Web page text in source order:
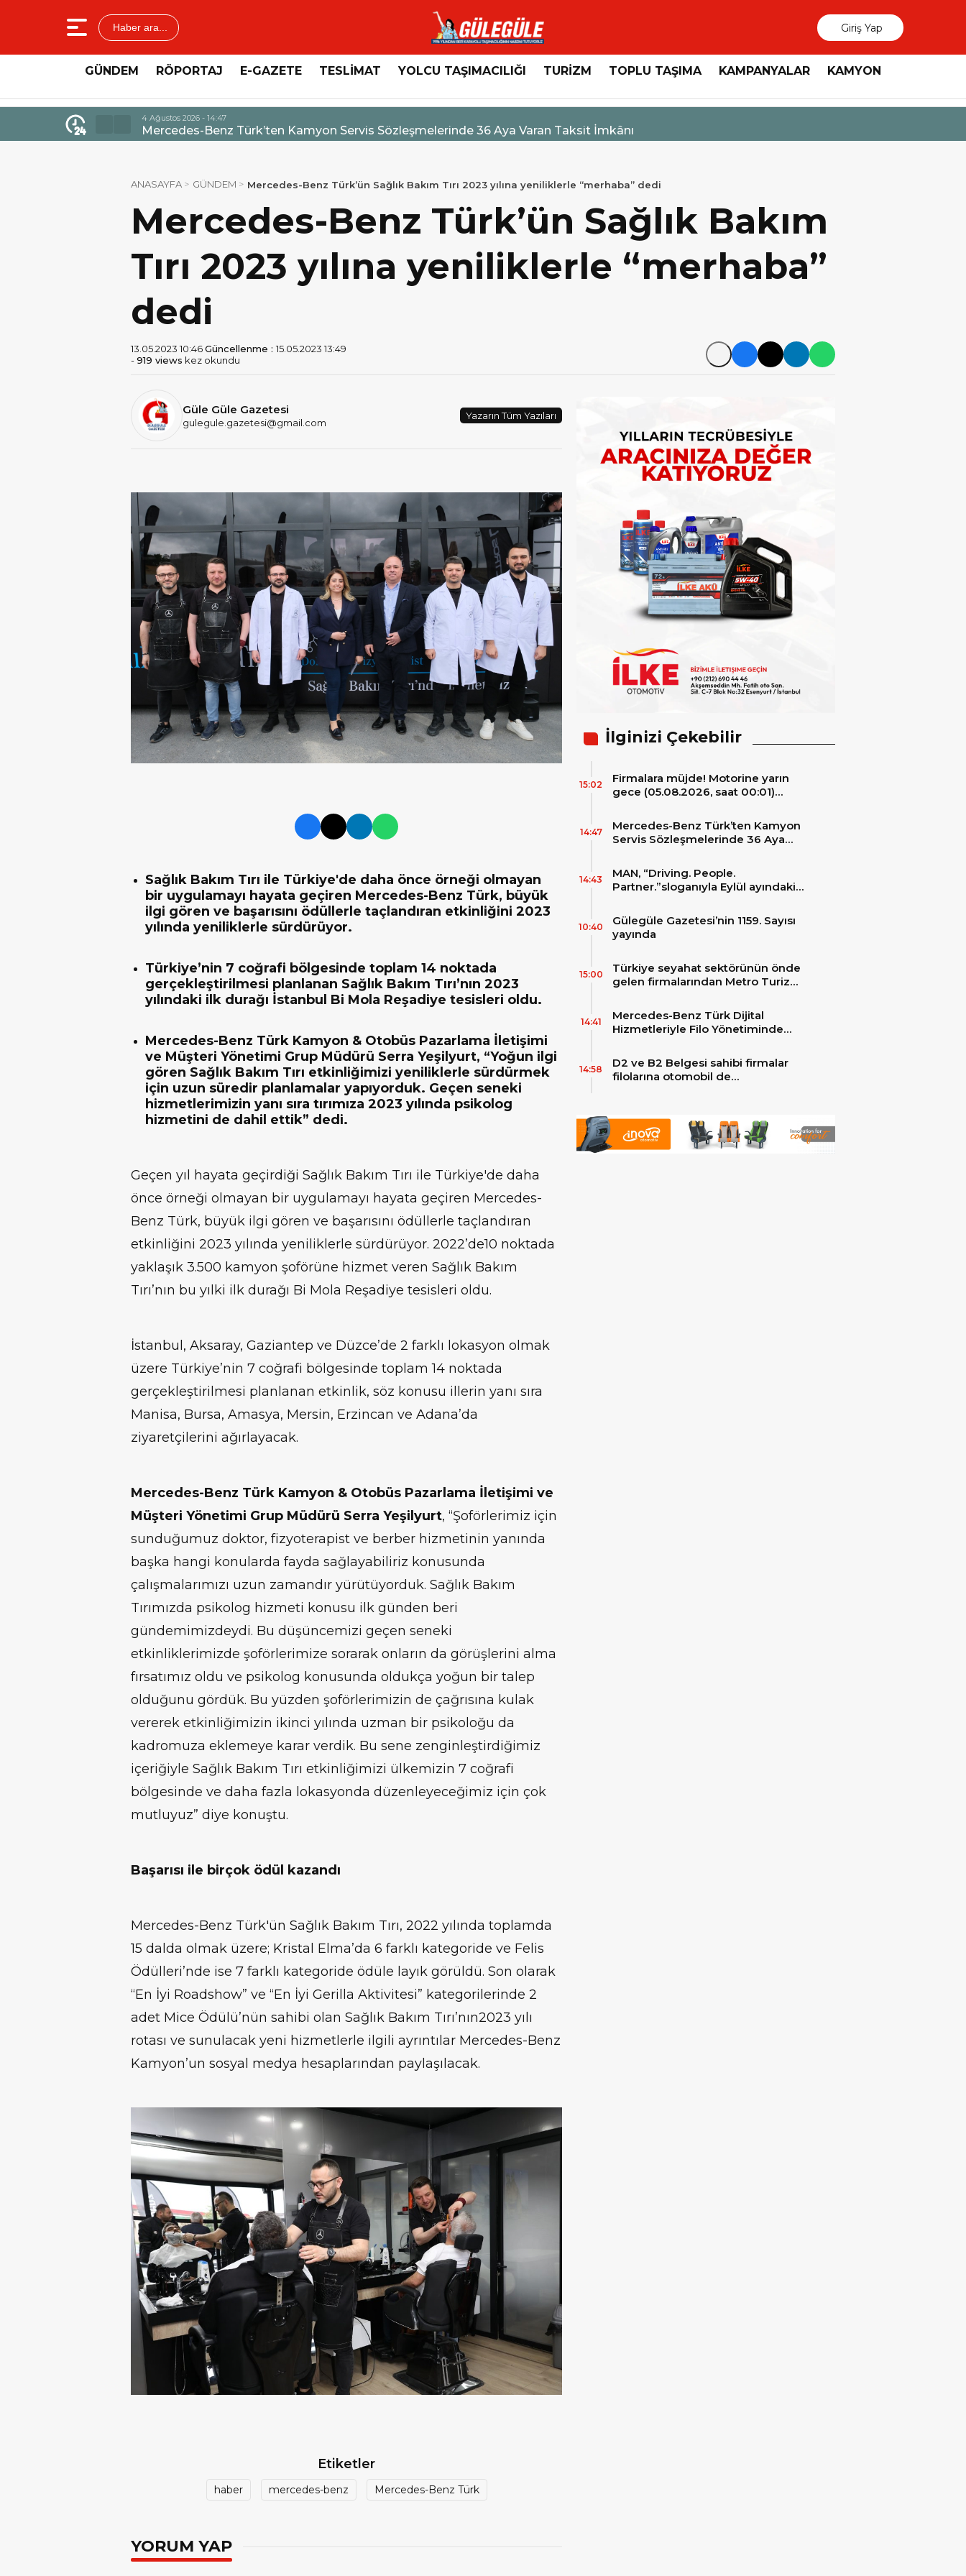
Haber ara... Giriş Yap
GÜNDEM RÖPORTAJ E-GAZETE TESLİMAT YOLCU TAŞIMACILIĞI TURİZM TOPLU TAŞIMA KAMPANYALAR KAMYON
4 Ağustos 2026 - 14:47
Mercedes-Benz Türk’ten Kamyon Servis Sözleşmelerinde 36 Aya Varan Taksit İmkânı
ANASAYFA GÜNDEM Mercedes-Benz Türk’ün Sağlık Bakım Tırı 2023 yılına yeniliklerle “merhaba” dedi
Mercedes-Benz Türk’ün Sağlık Bakım
Tırı 2023 yılına yeniliklerle “merhaba”
dedi
13.05.2023 10:46Güncellenme :15.05.2023 13:49
-919 views kez okundu
Güle Güle Gazetesi
gulegule.gazetesi@gmail.com
Yazarın Tüm Yazıları
Sağlık Bakım Tırı ile Türkiye'de daha önce örneği olmayan
bir uygulamayı hayata geçiren Mercedes-Benz Türk, büyük
ilgi gören ve başarısını ödüllerle taçlandıran etkinliğini 2023
yılında yeniliklerle sürdürüyor.
Türkiye’nin 7 coğrafi bölgesinde toplam 14 noktada
gerçekleştirilmesi planlanan Sağlık Bakım Tırı’nın 2023
yılındaki ilk durağı İstanbul Bi Mola Reşadiye tesisleri oldu.
Mercedes-Benz Türk Kamyon & Otobüs Pazarlama İletişimi
ve Müşteri Yönetimi Grup Müdürü Serra Yeşilyurt, “Yoğun ilgi
gören Sağlık Bakım Tırı etkinliğimizi yeniliklerle sürdürmek
için uzun süredir planlamalar yapıyorduk. Geçen seneki
hizmetlerimizin yanı sıra tırımıza 2023 yılında psikolog
hizmetini de dahil ettik” dedi.
Geçen yıl hayata geçirdiği Sağlık Bakım Tırı ile Türkiye'de daha
önce örneği olmayan bir uygulamayı hayata geçiren Mercedes-
Benz Türk, büyük ilgi gören ve başarısını ödüllerle taçlandıran
etkinliğini 2023 yılında yeniliklerle sürdürüyor. 2022’de10 noktada
yaklaşık 3.500 kamyon şoförüne hizmet veren Sağlık Bakım
Tırı’nın bu yılki ilk durağı Bi Mola Reşadiye tesisleri oldu.
İstanbul, Aksaray, Gaziantep ve Düzce’de 2 farklı lokasyon olmak
üzere Türkiye’nin 7 coğrafi bölgesinde toplam 14 noktada
gerçekleştirilmesi planlanan etkinlik, söz konusu illerin yanı sıra
Manisa, Bursa, Amasya, Mersin, Erzincan ve Adana’da
ziyaretçilerini ağırlayacak.
Mercedes-Benz Türk Kamyon & Otobüs Pazarlama İletişimi ve
Müşteri Yönetimi Grup Müdürü Serra Yeşilyurt, “Şoförlerimiz için
sunduğumuz doktor, fizyoterapist ve berber hizmetinin yanında
başka hangi konularda fayda sağlayabiliriz konusunda
çalışmalarımızı uzun zamandır yürütüyorduk. Sağlık Bakım
Tırımızda psikolog hizmeti konusu ilk günden beri
gündemimizdeydi. Bu düşüncemizi geçen seneki
etkinliklerimizde şoförlerimize sorarak onların da görüşlerini alma
fırsatımız oldu ve psikolog konusunda oldukça yoğun bir talep
olduğunu gördük. Bu yüzden şoförlerimizin de çağrısına kulak
vererek etkinliğimizin ikinci yılında uzman bir psikoloğu da
kadromuza eklemeye karar verdik. Bu sene zenginleştirdiğimiz
içeriğiyle Sağlık Bakım Tırı etkinliğimizi ülkemizin 7 coğrafi
bölgesinde ve daha fazla lokasyonda düzenleyeceğimiz için çok
mutluyuz” diye konuştu.
Başarısı ile birçok ödül kazandı
Mercedes-Benz Türk'ün Sağlık Bakım Tırı, 2022 yılında toplamda
15 dalda olmak üzere; Kristal Elma’da 6 farklı kategoride ve Felis
Ödülleri’nde ise 7 farklı kategoride ödüle layık görüldü. Son olarak
“En İyi Roadshow” ve “En İyi Gerilla Aktivitesi” kategorilerinde 2
adet Mice Ödülü’nün sahibi olan Sağlık Bakım Tırı’nın2023 yılı
rotası ve sunulacak yeni hizmetlerle ilgili ayrıntılar Mercedes-Benz
Kamyon’un sosyal medya hesaplarından paylaşılacak.
Etiketler
haber mercedes-benz Mercedes-Benz Türk
YORUM YAP
İlginizi Çekebilir
Firmalara müjde! Motorine yarın
gece (05.08.2026, saat 00:01)
bekleniyor.
15:02
Mercedes-Benz Türk’ten Kamyon
Servis Sözleşmelerinde 36 Aya
14:47
MAN, “Driving. People.
Partner.”sloganıyla Eylül ayındaki
14:43
Gülegüle Gazetesi’nin 1159. Sayısı
yayında
10:40
Türkiye seyahat sektörünün önde
gelen firmalarından Metro Turizm
zirvesindeki 2 adet yepyeni MAN
Skyliner ile güçlendirdi!
15:00
Mercedes-Benz Türk Dijital
Hizmetleriyle Filo Yönetiminde
14:41
D2 ve B2 Belgesi sahibi firmalar
filolarına otomobil de
14:58